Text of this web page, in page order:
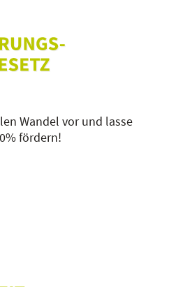
Wandel vor und lasse
fördern!